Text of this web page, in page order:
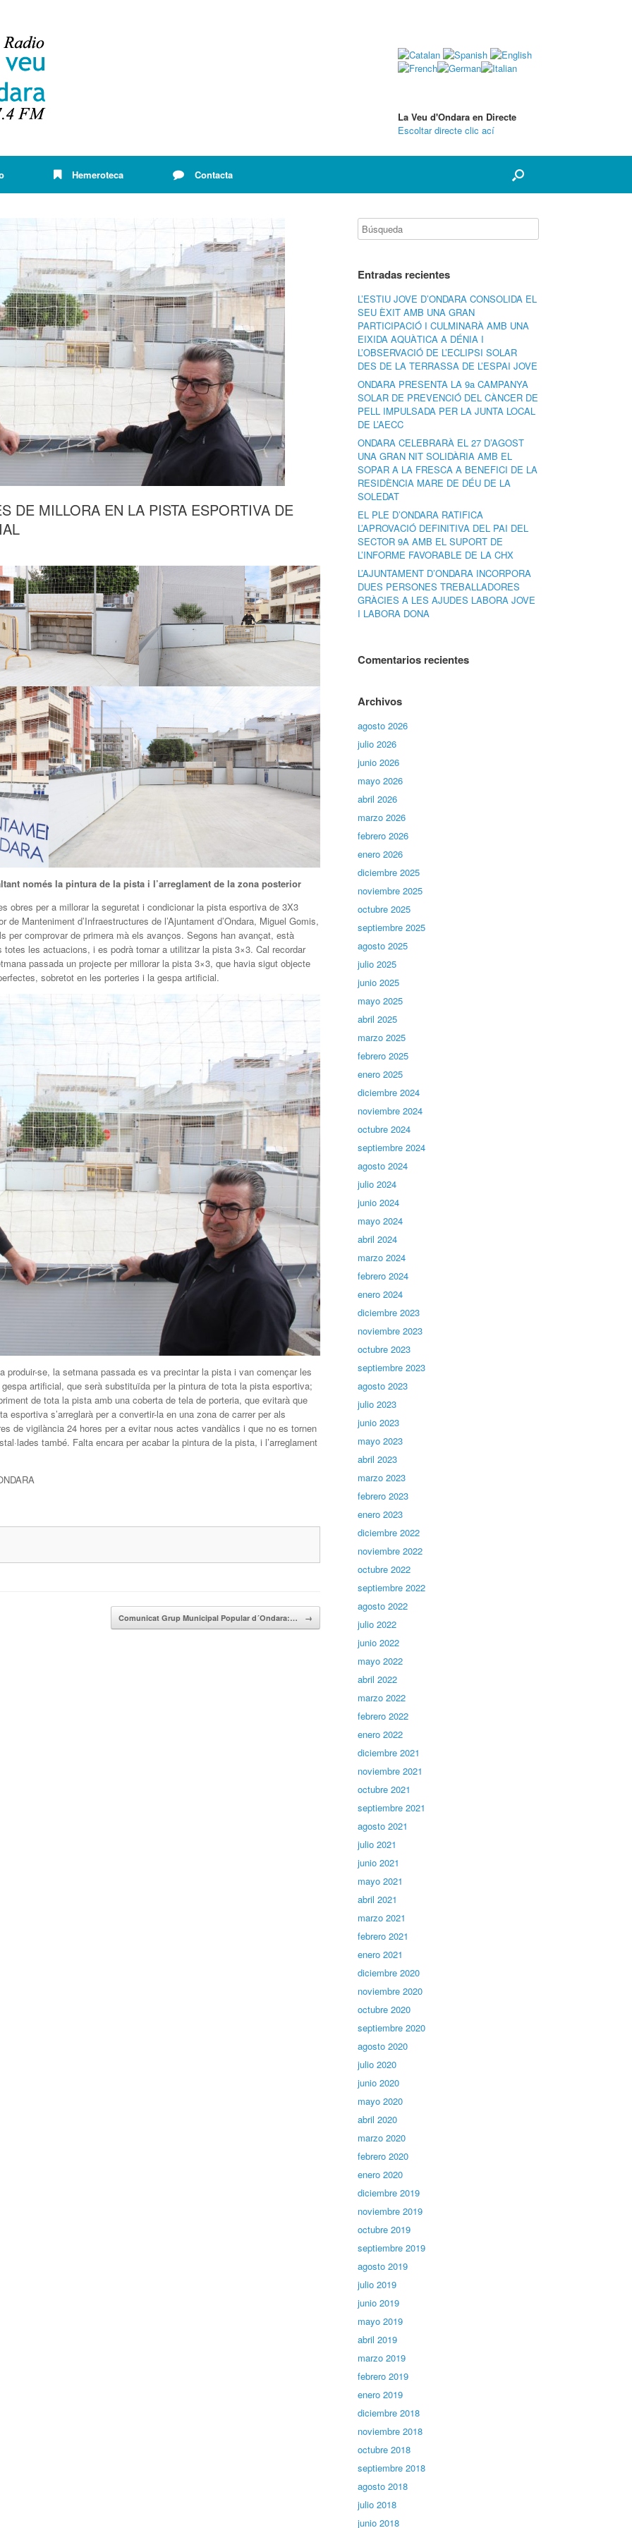
La Veu d'Ondara en Directe
Escoltar directe clic ací
Hemeroteca Contacta
DE MILLORA EN LA PISTA ESPORTIVA DE
només la pintura de la pista i l’arreglament de la zona posterior
obres per a millorar la seguretat i condicionar la pista esportiva de 3X3
Manteniment d’Infraestructures de l’Ajuntament d’Ondara, Miguel Gomis,
per comprovar de primera mà els avanços. Segons han avançat, està
les actuacions, i es podrà tornar a utilitzar la pista 3×3. Cal recordar
passada un projecte per millorar la pista 3×3, que havia sigut objecte
sobretot en les porteries i la gespa artificial.
produir-se, la setmana passada es va precintar la pista i van començar les
artificial, que serà substituïda per la pintura de tota la pista esportiva;
de tota la pista amb una coberta de tela de porteria, que evitarà que
esportiva s’arreglarà per a convertir-la en una zona de carrer per als
de vigilància 24 hores per a evitar nous actes vandàlics i que no es tornen
també. Falta encara per acabar la pintura de la pista, i l’arreglament
Comunicat Grup Municipal Popular d´Ondara:… →
Entradas recientes
L’ESTIU JOVE D’ONDARA CONSOLIDA EL
SEU ÈXIT AMB UNA GRAN
PARTICIPACIÓ I CULMINARÀ AMB UNA
EIXIDA AQUÀTICA A DÉNIA I
L’OBSERVACIÓ DE L’ECLIPSI SOLAR
DES DE LA TERRASSA DE L’ESPAI JOVE
ONDARA PRESENTA LA 9a CAMPANYA
SOLAR DE PREVENCIÓ DEL CÀNCER DE
PELL IMPULSADA PER LA JUNTA LOCAL
DE L’AECC
ONDARA CELEBRARÀ EL 27 D’AGOST
UNA GRAN NIT SOLIDÀRIA AMB EL
SOPAR A LA FRESCA A BENEFICI DE LA
RESIDÈNCIA MARE DE DÉU DE LA
SOLEDAT
EL PLE D’ONDARA RATIFICA
L’APROVACIÓ DEFINITIVA DEL PAI DEL
SECTOR 9A AMB EL SUPORT DE
L’INFORME FAVORABLE DE LA CHX
L’AJUNTAMENT D’ONDARA INCORPORA
DUES PERSONES TREBALLADORES
GRÀCIES A LES AJUDES LABORA JOVE
I LABORA DONA
Comentarios recientes
Archivos
agosto 2026
julio 2026
junio 2026
mayo 2026
abril 2026
marzo 2026
febrero 2026
enero 2026
diciembre 2025
noviembre 2025
octubre 2025
septiembre 2025
agosto 2025
julio 2025
junio 2025
mayo 2025
abril 2025
marzo 2025
febrero 2025
enero 2025
diciembre 2024
noviembre 2024
octubre 2024
septiembre 2024
agosto 2024
julio 2024
junio 2024
mayo 2024
abril 2024
marzo 2024
febrero 2024
enero 2024
diciembre 2023
noviembre 2023
octubre 2023
septiembre 2023
agosto 2023
julio 2023
junio 2023
mayo 2023
abril 2023
marzo 2023
febrero 2023
enero 2023
diciembre 2022
noviembre 2022
octubre 2022
septiembre 2022
agosto 2022
julio 2022
junio 2022
mayo 2022
abril 2022
marzo 2022
febrero 2022
enero 2022
diciembre 2021
noviembre 2021
octubre 2021
septiembre 2021
agosto 2021
julio 2021
junio 2021
mayo 2021
abril 2021
marzo 2021
febrero 2021
enero 2021
diciembre 2020
noviembre 2020
octubre 2020
septiembre 2020
agosto 2020
julio 2020
junio 2020
mayo 2020
abril 2020
marzo 2020
febrero 2020
enero 2020
diciembre 2019
noviembre 2019
octubre 2019
septiembre 2019
agosto 2019
julio 2019
junio 2019
mayo 2019
abril 2019
marzo 2019
febrero 2019
enero 2019
diciembre 2018
noviembre 2018
octubre 2018
septiembre 2018
agosto 2018
julio 2018
junio 2018